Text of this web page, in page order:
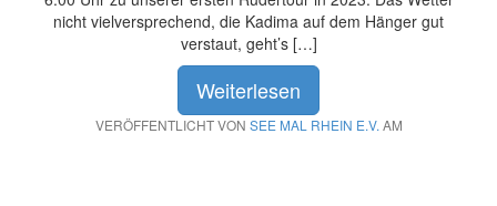
nicht vielversprechend, die Kadima auf dem Hänger gut
verstaut, geht’s […]
Weiterlesen
VERÖFFENTLICHT VON SEE MAL RHEIN E.V. AM